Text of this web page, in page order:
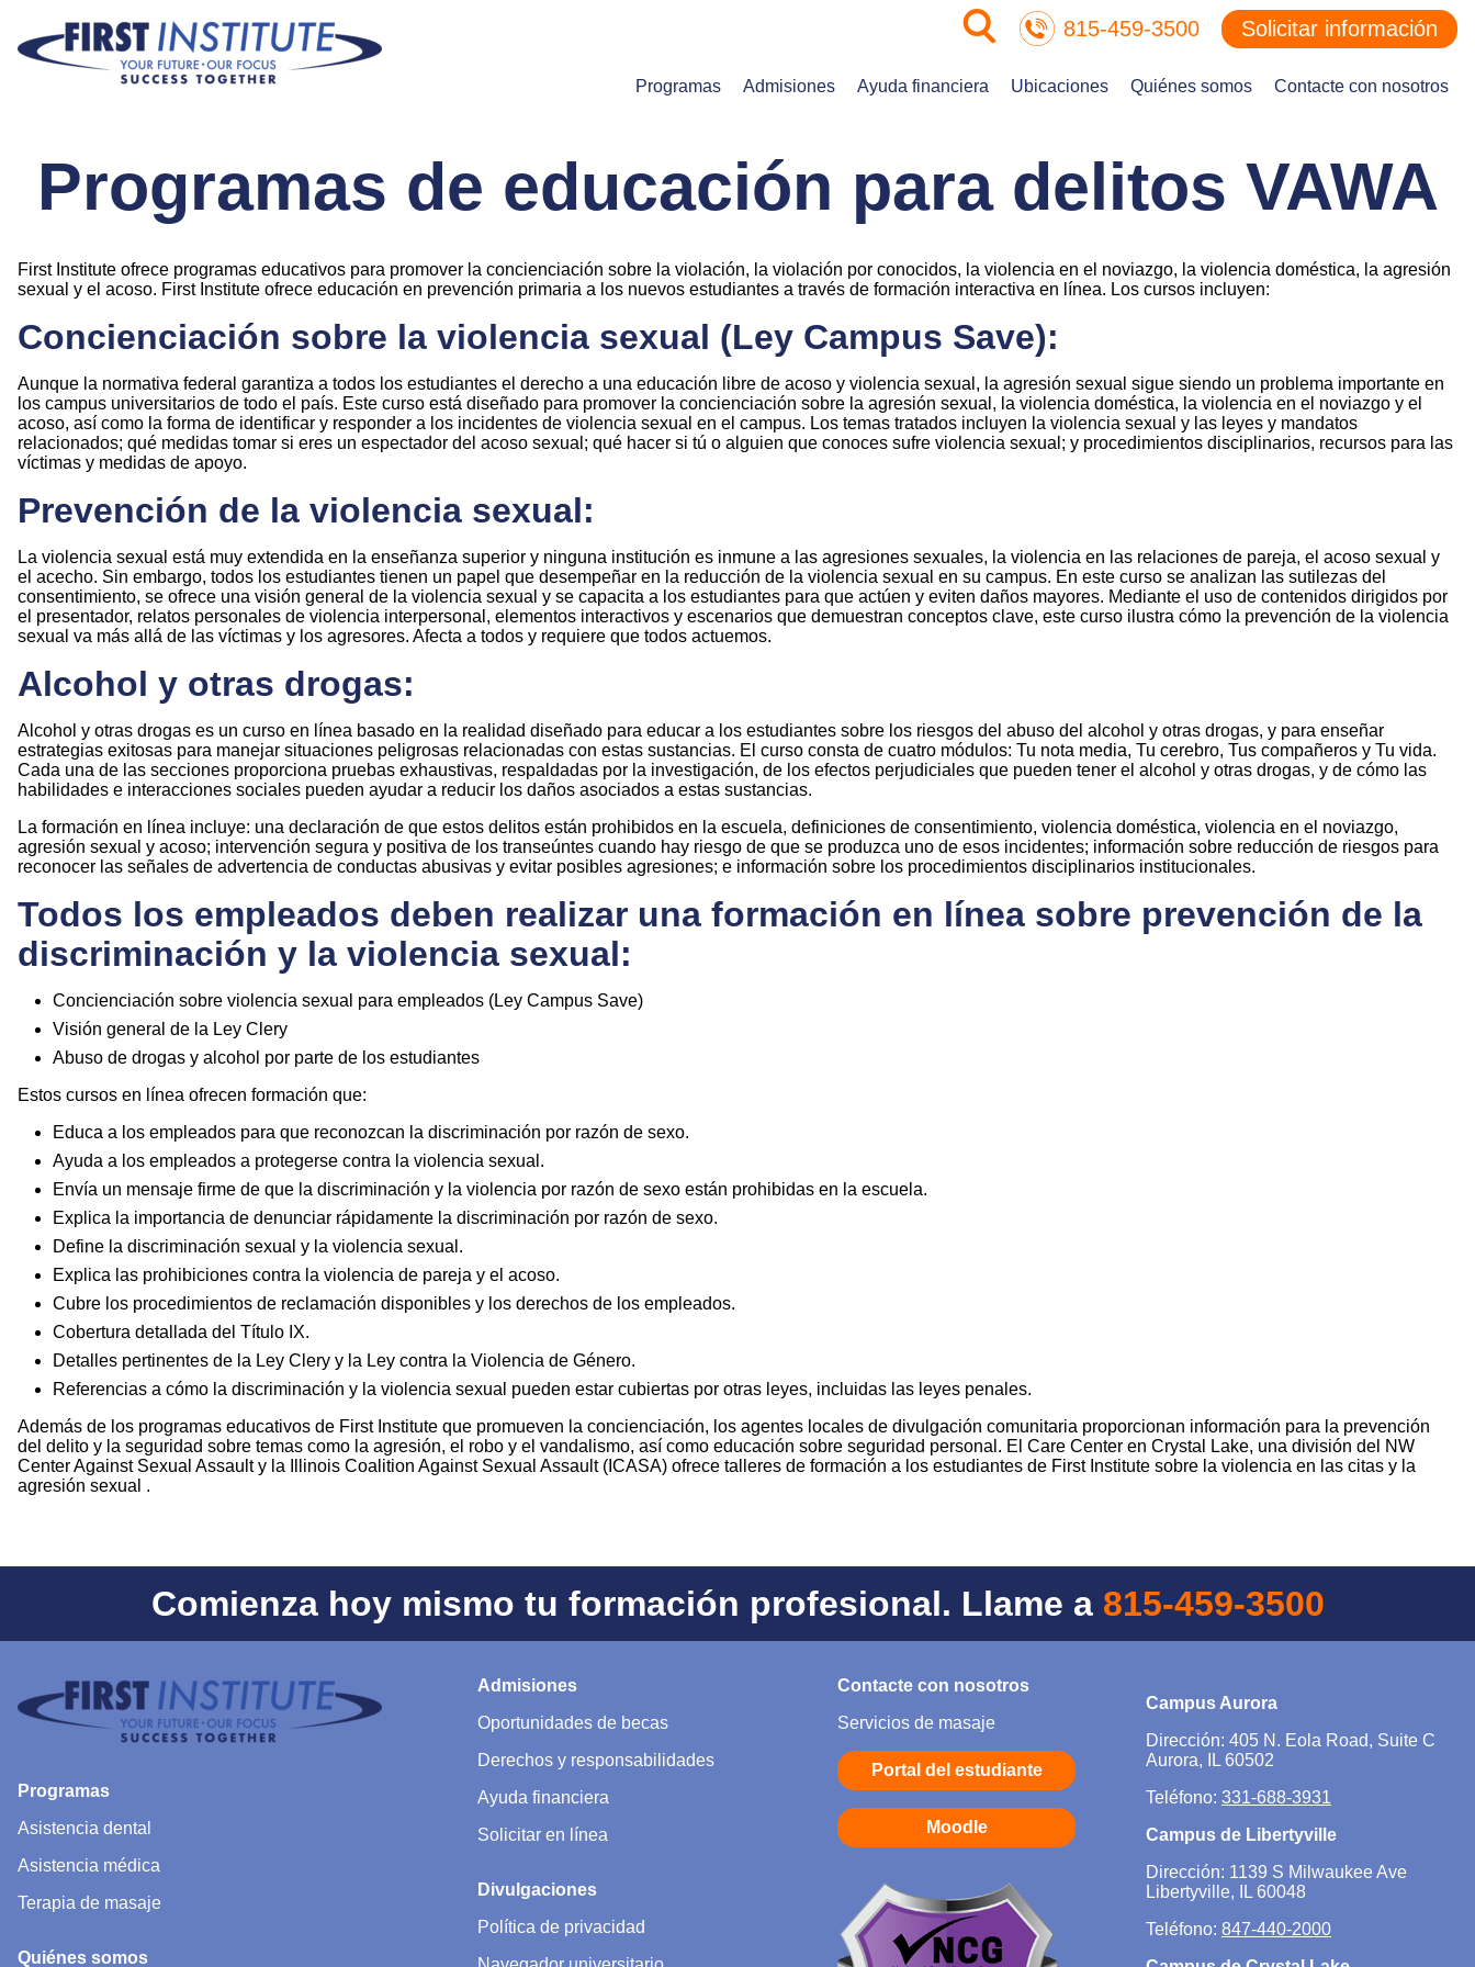
Saltar navegación 815-459-3500 Solicitar información
Programas Admisiones Ayuda financiera Ubicaciones Quiénes somos Contacte con nosotros
Programas de educación para delitos VAWA
First Institute ofrece programas educativos para promover la concienciación sobre la violación, la violación por conocidos, la violencia en el noviazgo, la violencia doméstica, la agresión
sexual y el acoso. First Institute ofrece educación en prevención primaria a los nuevos estudiantes a través de formación interactiva en línea. Los cursos incluyen:
Concienciación sobre la violencia sexual (Ley Campus Save):
Aunque la normativa federal garantiza a todos los estudiantes el derecho a una educación libre de acoso y violencia sexual, la agresión sexual sigue siendo un problema importante en
los campus universitarios de todo el país. Este curso está diseñado para promover la concienciación sobre la agresión sexual, la violencia doméstica, la violencia en el noviazgo y el
acoso, así como la forma de identificar y responder a los incidentes de violencia sexual en el campus. Los temas tratados incluyen la violencia sexual y las leyes y mandatos
relacionados; qué medidas tomar si eres un espectador del acoso sexual; qué hacer si tú o alguien que conoces sufre violencia sexual; y procedimientos disciplinarios, recursos para las
víctimas y medidas de apoyo.
Prevención de la violencia sexual:
La violencia sexual está muy extendida en la enseñanza superior y ninguna institución es inmune a las agresiones sexuales, la violencia en las relaciones de pareja, el acoso sexual y
el acecho. Sin embargo, todos los estudiantes tienen un papel que desempeñar en la reducción de la violencia sexual en su campus. En este curso se analizan las sutilezas del
consentimiento, se ofrece una visión general de la violencia sexual y se capacita a los estudiantes para que actúen y eviten daños mayores. Mediante el uso de contenidos dirigidos por
el presentador, relatos personales de violencia interpersonal, elementos interactivos y escenarios que demuestran conceptos clave, este curso ilustra cómo la prevención de la violencia
sexual va más allá de las víctimas y los agresores. Afecta a todos y requiere que todos actuemos.
Alcohol y otras drogas:
Alcohol y otras drogas es un curso en línea basado en la realidad diseñado para educar a los estudiantes sobre los riesgos del abuso del alcohol y otras drogas, y para enseñar
estrategias exitosas para manejar situaciones peligrosas relacionadas con estas sustancias. El curso consta de cuatro módulos: Tu nota media, Tu cerebro, Tus compañeros y Tu vida.
Cada una de las secciones proporciona pruebas exhaustivas, respaldadas por la investigación, de los efectos perjudiciales que pueden tener el alcohol y otras drogas, y de cómo las
habilidades e interacciones sociales pueden ayudar a reducir los daños asociados a estas sustancias.
La formación en línea incluye: una declaración de que estos delitos están prohibidos en la escuela, definiciones de consentimiento, violencia doméstica, violencia en el noviazgo,
agresión sexual y acoso; intervención segura y positiva de los transeúntes cuando hay riesgo de que se produzca uno de esos incidentes; información sobre reducción de riesgos para
reconocer las señales de advertencia de conductas abusivas y evitar posibles agresiones; e información sobre los procedimientos disciplinarios institucionales.
Todos los empleados deben realizar una formación en línea sobre prevención de la
discriminación y la violencia sexual:
Concienciación sobre violencia sexual para empleados (Ley Campus Save)
Visión general de la Ley Clery
Abuso de drogas y alcohol por parte de los estudiantes
Estos cursos en línea ofrecen formación que:
Educa a los empleados para que reconozcan la discriminación por razón de sexo.
Ayuda a los empleados a protegerse contra la violencia sexual.
Envía un mensaje firme de que la discriminación y la violencia por razón de sexo están prohibidas en la escuela.
Explica la importancia de denunciar rápidamente la discriminación por razón de sexo.
Define la discriminación sexual y la violencia sexual.
Explica las prohibiciones contra la violencia de pareja y el acoso.
Cubre los procedimientos de reclamación disponibles y los derechos de los empleados.
Cobertura detallada del Título IX.
Detalles pertinentes de la Ley Clery y la Ley contra la Violencia de Género.
Referencias a cómo la discriminación y la violencia sexual pueden estar cubiertas por otras leyes, incluidas las leyes penales.
Además de los programas educativos de First Institute que promueven la concienciación, los agentes locales de divulgación comunitaria proporcionan información para la prevención
del delito y la seguridad sobre temas como la agresión, el robo y el vandalismo, así como educación sobre seguridad personal. El Care Center en Crystal Lake, una división del NW
Center Against Sexual Assault y la Illinois Coalition Against Sexual Assault (ICASA) ofrece talleres de formación a los estudiantes de First Institute sobre la violencia en las citas y la
agresión sexual .
Comienza hoy mismo tu formación profesional. Llame a 815-459-3500
Programas
Asistencia dental
Asistencia médica
Terapia de masaje
Quiénes somos
Admisiones
Oportunidades de becas
Derechos y responsabilidades
Ayuda financiera
Solicitar en línea
Divulgaciones
Política de privacidad
Contacte con nosotros
Servicios de masaje
Portal del estudiante
Moodle
Campus Aurora
Dirección: 405 N. Eola Road, Suite C
Aurora, IL 60502
Teléfono: 331-688-3931
Campus de Libertyville
Dirección: 1139 S Milwaukee Ave
Libertyville, IL 60048
Teléfono: 847-440-2000